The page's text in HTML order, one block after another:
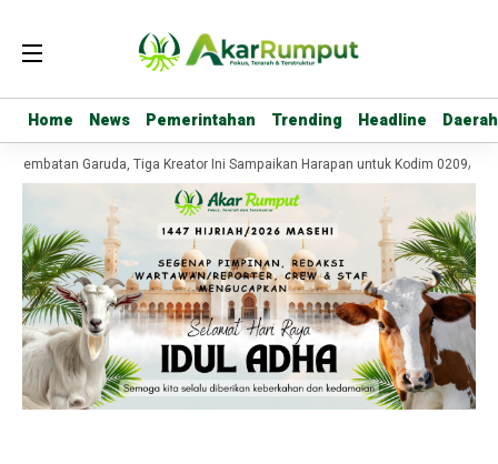
Home News Pemerintahan Trending Headline Daerah
Home News Pemerintahan Trending Headline Daerah
Garuda, Tiga Kreator Ini Sampaikan Harapan untuk Kodim 0209/